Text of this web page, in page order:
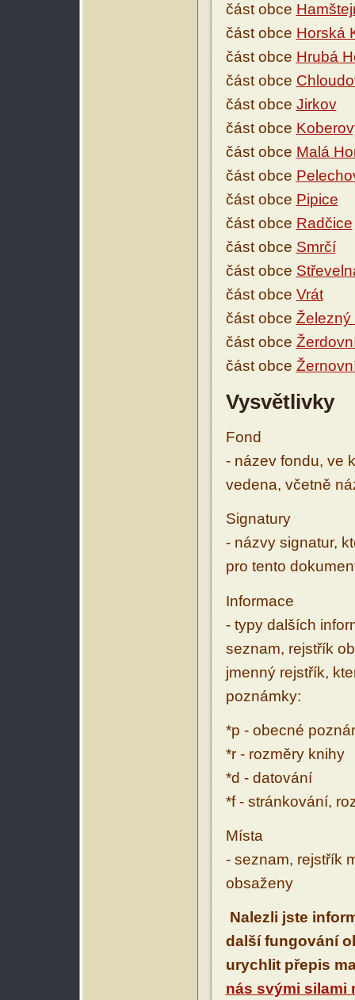
část obce
část obce Horská
část obce Hrubá
část obce
část obce Jirkov
část obce
část obce Malá
část obce
část obce Pipice
část obce Radčice
část obce Smrčí
část obce
část obce Vrát
část obce Železný
část obce
část obce
Vysvětlivky
Fond
- název fondu, ve
vedena, včetně
Signatury
- názvy signatur,
pro tento
Informace
- typy dalších
seznam, rejstřík
jmenný rejstřík,
poznámky:
*p - obecné
*r - rozměry knihy
*d - datování
*f - stránkování,
Místa
- seznam, rejstřík
obsaženy
Nalezli jste
další fungování
urychlit přepis
nás svými silami